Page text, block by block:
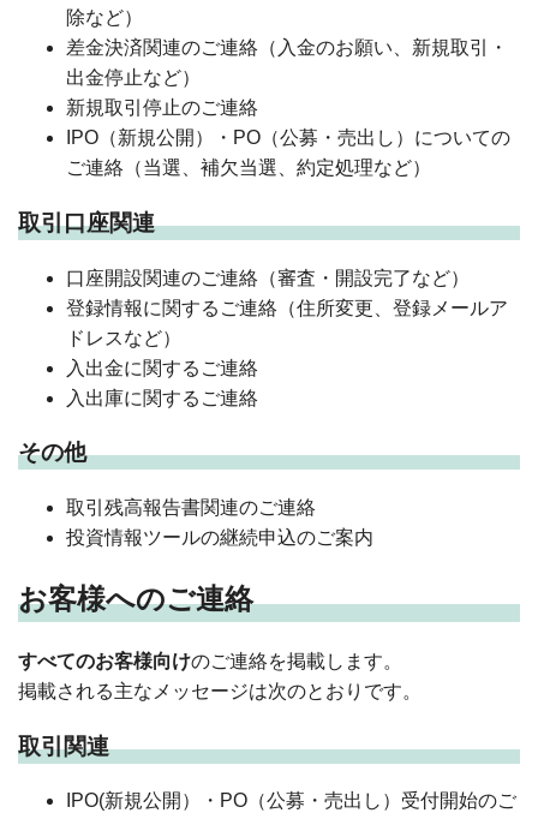
除など）
差金決済関連のご連絡（入金のお願い、新規取引・
出金停止など）
新規取引停止のご連絡
IPO（新規公開）・PO（公募・売出し）についての
ご連絡（当選、補欠当選、約定処理など）
取引口座関連
口座開設関連のご連絡（審査・開設完了など）
登録情報に関するご連絡（住所変更、登録メールア
ドレスなど）
入出金に関するご連絡
入出庫に関するご連絡
その他
取引残高報告書関連のご連絡
投資情報ツールの継続申込のご案内
お客様へのご連絡
すべてのお客様向けのご連絡を掲載します。
掲載される主なメッセージは次のとおりです。
取引関連
IPO(新規公開）・PO（公募・売出し）受付開始のご